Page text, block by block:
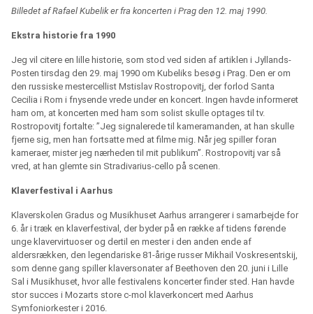
Billedet af Rafael Kubelik er fra koncerten i Prag den 12. maj 1990.
Ekstra historie fra 1990
Jeg vil citere en lille historie, som stod ved siden af artiklen i Jyllands-
Posten tirsdag den 29. maj 1990 om Kubeliks besøg i Prag. Den er om
den russiske mestercellist Mstislav Rostropovitj, der forlod Santa
Cecilia i Rom i fnysende vrede under en koncert. Ingen havde informeret
ham om, at koncerten med ham som solist skulle optages til tv.
Rostropovitj fortalte: ”Jeg signalerede til kameramanden, at han skulle
fjerne sig, men han fortsatte med at filme mig. Når jeg spiller foran
kameraer, mister jeg nærheden til mit publikum”. Rostropovitj var så
vred, at han glemte sin Stradivarius-cello på scenen.
Klaverfestival i Aarhus
Klaverskolen Gradus og Musikhuset Aarhus arrangerer i samarbejde for
6. år i træk en klaverfestival, der byder på en række af tidens førende
unge klavervirtuoser og dertil en mester i den anden ende af
aldersrækken, den legendariske 81-årige russer Mikhail Voskresentskij,
som denne gang spiller klaversonater af Beethoven den 20. juni i Lille
Sal i Musikhuset, hvor alle festivalens koncerter finder sted. Han havde
stor succes i Mozarts store c-mol klaverkoncert med Aarhus
Symfoniorkester i 2016.